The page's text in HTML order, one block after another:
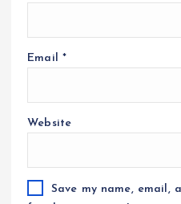
Email *
Website
Save my name, email,